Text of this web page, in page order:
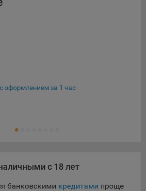
корректной работы сайта.
мы поручаем обработку данных для
информации, предоставляемый
г. Минск, пр-т Дзержинского, д.3Б,
актуальному, подходящему
оформлением за 1 час
с 18 лет
банковскими кредитами проще